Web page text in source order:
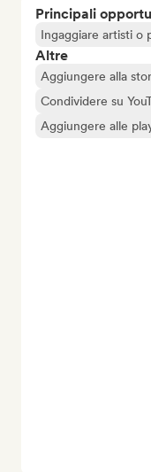
Principali
Ingaggiare artisti o
Altre
Aggiungere alla
Condividere su
Aggiungere alle